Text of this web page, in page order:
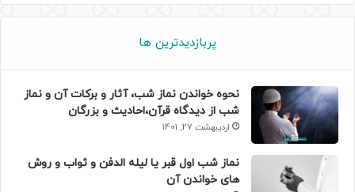
پربازدیدترین ها
نحوه خواندن نماز شب، آثار و برکات آن و نماز
شب از دیدگاه قرآن،احادیث و بزرگان
اردیبهشت 27, 1401
نماز شب اول قبر یا لیله الدفن و ثواب و روش
های خواندن آن